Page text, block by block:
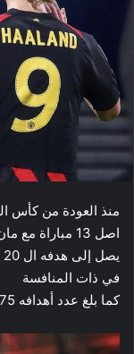
في ذات المنافسة
كما بلغ عدد أهدافه 75 هدفًا منذ بدايته مع النادي الإنجليزي.